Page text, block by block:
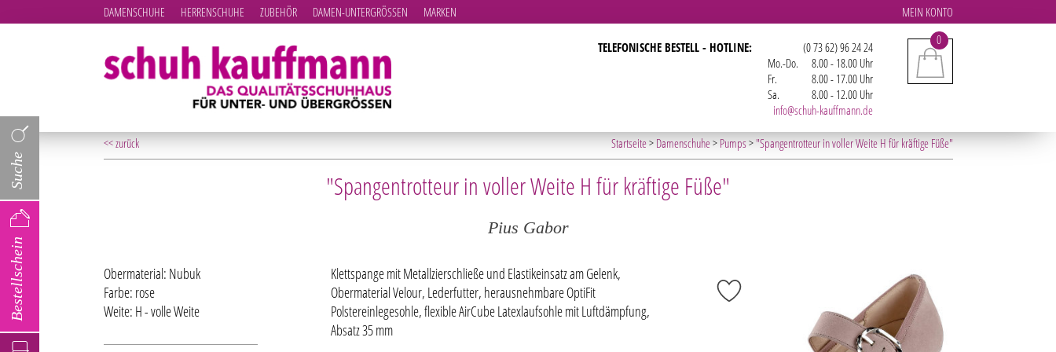
Bestellschein
Suche
MEIN KONTO
DAMENSCHUHE HERRENSCHUHE ZUBEHÖR DAMEN-UNTERGRÖSSEN
MARKEN
0
TELEFONISCHE BESTELL - HOTLINE:
(0 73 62) 96 24 24
Mo.-Do.
8.00 - 18.00 Uhr
Fr.
8.00 - 17.00 Uhr
Sa.
8.00 - 12.00 Uhr
info@schuh-kauffmann.de
<< zurück Startseite> Damenschuhe> Pumps> "Spangentrotteur in voller Weite H für kräftige Füße"
"Spangentrotteur in voller Weite H für kräftige Füße"
Pius Gabor
Klettspange mit Metallzierschließe und Elastikeinsatz am Gelenk,
Obermaterial Velour, Lederfutter, herausnehmbare OptiFit
Polstereinlegesohle, flexible AirCube Latexlaufsohle mit Luftdämpfung,
Absatz 35 mm
Obermaterial: Nubuk
Farbe: rose
Weite: H - volle Weite